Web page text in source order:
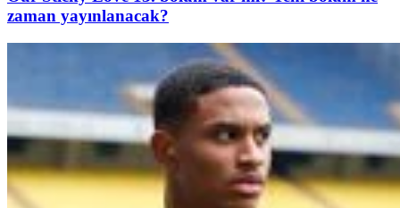
zaman yayınlanacak?